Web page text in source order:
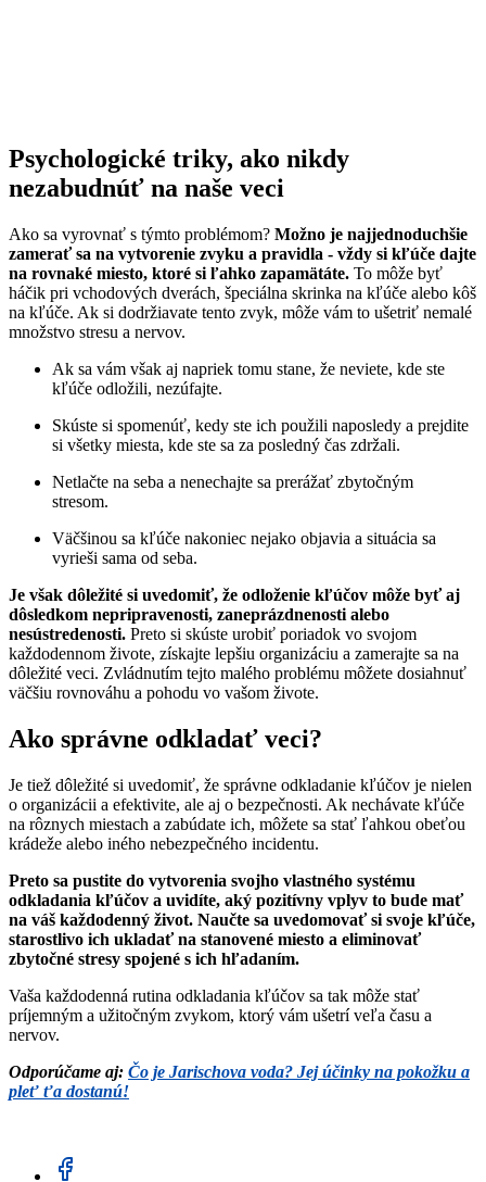
Psychologické triky, ako nikdy
nezabudnúť na naše veci
Ako sa vyrovnať s týmto problémom? Možno je najjednoduchšie
zamerať sa na vytvorenie zvyku a pravidla - vždy si kľúče dajte
na rovnaké miesto, ktoré si ľahko zapamätáte. To môže byť
háčik pri vchodových dverách, špeciálna skrinka na kľúče alebo kôš
na kľúče. Ak si dodržiavate tento zvyk, môže vám to ušetriť nemalé
množstvo stresu a nervov.
Ak sa vám však aj napriek tomu stane, že neviete, kde ste
kľúče odložili, nezúfajte.
Skúste si spomenúť, kedy ste ich použili naposledy a prejdite
si všetky miesta, kde ste sa za posledný čas zdržali.
Netlačte na seba a nenechajte sa prerážať zbytočným
stresom.
Väčšinou sa kľúče nakoniec nejako objavia a situácia sa
vyrieši sama od seba.
Je však dôležité si uvedomiť, že odloženie kľúčov môže byť aj
dôsledkom nepripravenosti, zaneprázdnenosti alebo
nesústredenosti. Preto si skúste urobiť poriadok vo svojom
každodennom živote, získajte lepšiu organizáciu a zamerajte sa na
dôležité veci. Zvládnutím tejto malého problému môžete dosiahnuť
väčšiu rovnováhu a pohodu vo vašom živote.
Ako správne odkladať veci?
Je tiež dôležité si uvedomiť, že správne odkladanie kľúčov je nielen
o organizácii a efektivite, ale aj o bezpečnosti. Ak nechávate kľúče
na rôznych miestach a zabúdate ich, môžete sa stať ľahkou obeťou
krádeže alebo iného nebezpečného incidentu.
Preto sa pustite do vytvorenia svojho vlastného systému
odkladania kľúčov a uvidíte, aký pozitívny vplyv to bude mať
na váš každodenný život. Naučte sa uvedomovať si svoje kľúče,
starostlivo ich ukladať na stanovené miesto a eliminovať
zbytočné stresy spojené s ich hľadaním.
Vaša každodenná rutina odkladania kľúčov sa tak môže stať
príjemným a užitočným zvykom, ktorý vám ušetrí veľa času a
nervov.
Odporúčame aj: Čo je Jarischova voda? Jej účinky na pokožku a
pleť ťa dostanú!